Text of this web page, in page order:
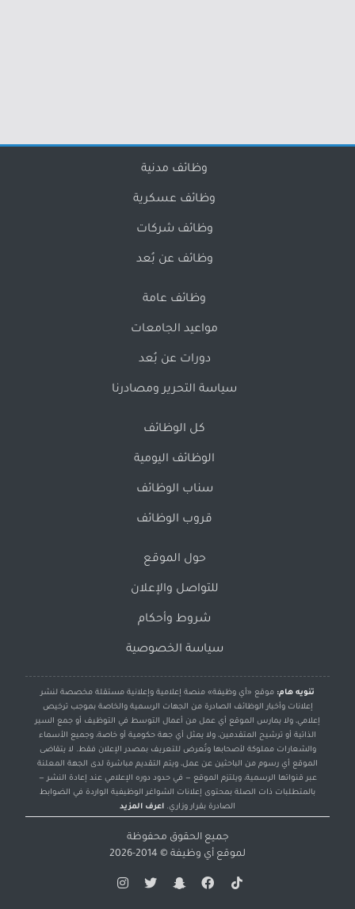
وظائف مدنية
وظائف عسكرية
وظائف شركات
وظائف عن بُعد
وظائف عامة
مواعيد الجامعات
دورات عن بُعد
سياسة التحرير ومصادرنا
كل الوظائف
الوظائف اليومية
سناب الوظائف
قروب الوظائف
حول الموقع
للتواصل والإعلان
شروط وأحكام
سياسة الخصوصية
تنويه هام: موقع «أي وظيفة» منصة إعلامية وإعلانية مستقلة مخصصة لنشر
إعلانات وأخبار الوظائف الصادرة من الجهات الرسمية والخاصة بموجب ترخيص
إعلامي، ولا يمارس الموقع أي عمل من أعمال التوسط في التوظيف أو جمع السير
الذاتية أو ترشيح المتقدمين، ولا يمثل أي جهة حكومية أو خاصة، وجميع الأسماء
والشعارات مملوكة لأصحابها وتُعرض للتعريف بمصدر الإعلان فقط. لا يتقاضى
الموقع أي رسوم من الباحثين عن عمل، ويتم التقديم مباشرة لدى الجهة المعلنة
عبر قنواتها الرسمية، ويلتزم الموقع — في حدود دوره الإعلامي عند إعادة النشر —
بالمتطلبات ذات الصلة بمحتوى إعلانات الشواغر الوظيفية الواردة في الضوابط
الصادرة بقرار وزاري. اعرف المزيد
جميع الحقوق محفوظة
لموقع أي وظيفة © 2014-2026